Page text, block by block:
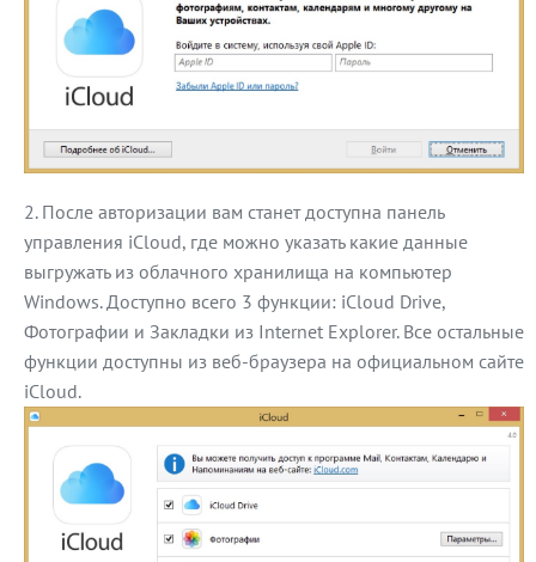
После авторизации вам станет доступна панель
управления iCloud, где можно указать какие данные
выгружать из облачного хранилища на компьютер
Windows. Доступно всего 3 функции: iCloud Drive,
Фотографии и Закладки из Internet Explorer. Все остальные
функции доступны из веб-браузера на официальном сайте
iCloud.